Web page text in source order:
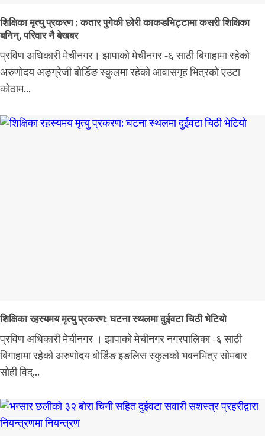
शिक्षिका मृत्यु प्रकरण : कतार पुगेकी छोरी काकडभिट्टामा कसरी शिक्षिका
बनिन्, परिवार नै बेखबर
प्रविण अधिकारी मेचीनगर। झापाको मेचीनगर -६ साठी बिगाहामा रहेको
अरुणोदय अङ्ग्रेजी बोर्डिङ स्कुलमा रहेको आवासगृह भित्रको एउटा
कोठाम...
शिक्षिका रहस्यमय मृत्यु प्रकरण: घटना स्थलमा दुईवटा चिठी भेटियो
प्रविण अधिकारी मेचीनगर । झापाको मेचीनगर नगरपालिका -६ साठी
बिगाहामा रहेको अरुणोदय बोर्डिङ इङलिस स्कुलको भवनभित्र सोमबार
सोही विद्...